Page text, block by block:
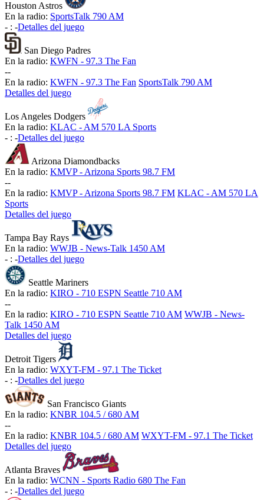
Houston Astros
En la radio: SportsTalk 790 AM
- : -Detalles del juego
San Diego Padres
En la radio: KWFN - 97.3 The Fan
--
En la radio: KWFN - 97.3 The Fan SportsTalk 790 AM
Detalles del juego
Los Angeles Dodgers
En la radio: KLAC - AM 570 LA Sports
- : -Detalles del juego
Arizona Diamondbacks
En la radio: KMVP - Arizona Sports 98.7 FM
--
En la radio: KMVP - Arizona Sports 98.7 FM KLAC - AM 570 LA
Sports
Detalles del juego
Tampa Bay Rays
En la radio: WWJB - News-Talk 1450 AM
- : -Detalles del juego
Seattle Mariners
En la radio: KIRO - 710 ESPN Seattle 710 AM
--
En la radio: KIRO - 710 ESPN Seattle 710 AM WWJB - News-
Talk 1450 AM
Detalles del juego
Detroit Tigers
En la radio: WXYT-FM - 97.1 The Ticket
- : -Detalles del juego
San Francisco Giants
En la radio: KNBR 104.5 / 680 AM
--
En la radio: KNBR 104.5 / 680 AM WXYT-FM - 97.1 The Ticket
Detalles del juego
Atlanta Braves
En la radio: WCNN - Sports Radio 680 The Fan
- : -Detalles del juego